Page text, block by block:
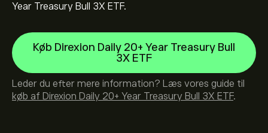
Year Treasury Bull 3X ETF.
Køb Direxion Daily 20+ Year Treasury Bull
3X ETF
Leder du efter mere information? Læs vores guide til
køb af Direxion Daily 20+ Year Treasury Bull 3X ETF.